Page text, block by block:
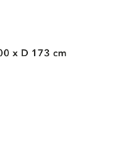
x D 173 cm